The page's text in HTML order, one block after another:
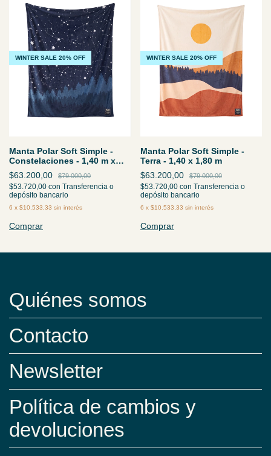
WINTER SALE 20% OFF
Manta Polar Soft Simple -
Constelaciones - 1,40 m x
1,80 m
$63.200,00 $79.000,00
$53.720,00 con Transferencia o
depósito bancario
6 x $10.533,33 sin interés
Comprar
WINTER SALE 20% OFF
Manta Polar Soft Simple -
Terra - 1,40 x 1,80 m
$63.200,00
$79.000,00
$53.720,00 con Transferencia o
depósito bancario
6 x $10.533,33 sin interés
Comprar
Quiénes somos
Contacto
Newsletter
Política de cambios y
devoluciones